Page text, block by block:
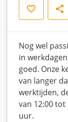
Save Share
Nog wel
in
goed. Onze
van langer
werktijden,
van 12:00 tot
uur.